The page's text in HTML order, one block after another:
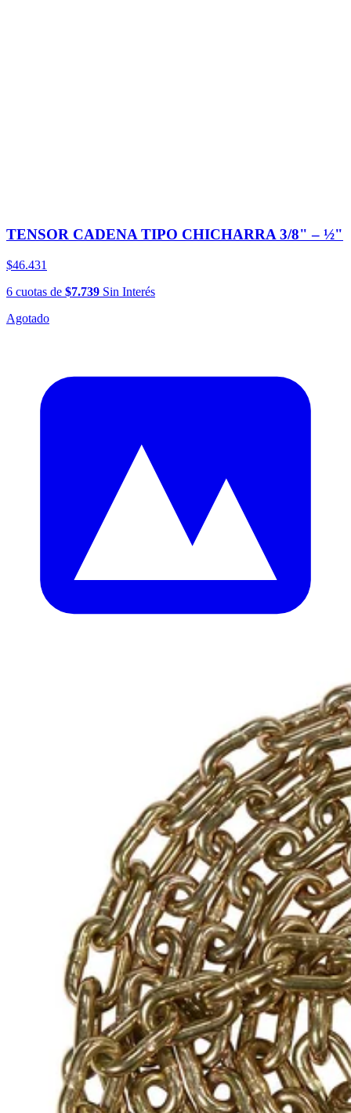
TENSOR CADENA TIPO CHICHARRA 3/8" – ½"
$46.431
6 cuotas de $7.739 Sin Interés
Agotado